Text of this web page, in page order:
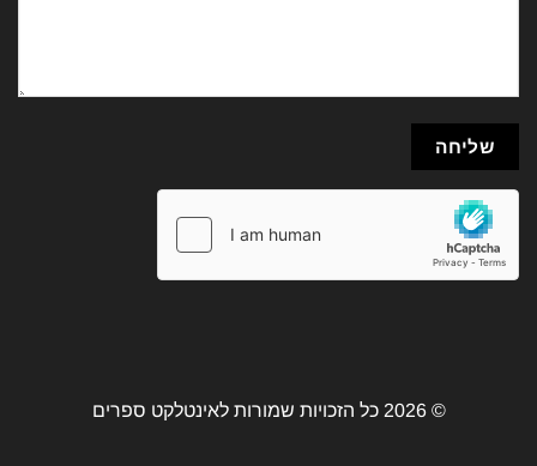
© 2026 כל הזכויות שמורות לאינטלקט ספרים